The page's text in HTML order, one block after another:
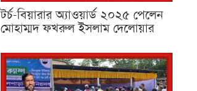
টর্চ-বিয়ারার অ্যাওয়ার্ড ২০২৫ পেলেন
মোহাম্মদ ফখরুল ইসলাম দেলোয়ার